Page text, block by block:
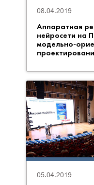
Аппаратная
нейросети на
модельно-
08.04.2019
05.04.2019